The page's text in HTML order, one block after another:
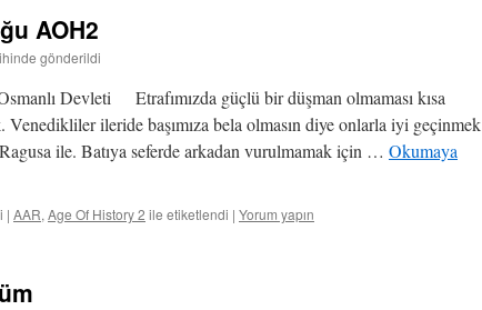
AOH2
gönderildi
Devleti Etrafımızda güçlü bir düşman olmaması kısa
Venedikliler ileride başımıza bela olmasın diye onlarla iyi geçinmek
ile. Batıya seferde arkadan vurulmamak için … Okumaya
| AAR, Age Of History 2 ile etiketlendi | Yorum yapın